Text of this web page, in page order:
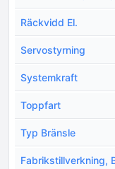
Räckvidd El.
Servostyrning
Systemkraft
Toppfart
Typ Bränsle
Fabrikstillverkning,